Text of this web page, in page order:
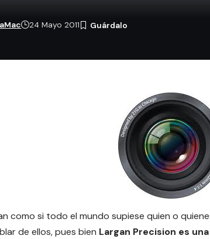
24 Mayo 2011
como si todo el mundo supiese quien o
de ellos, pues bien Largan Precision es